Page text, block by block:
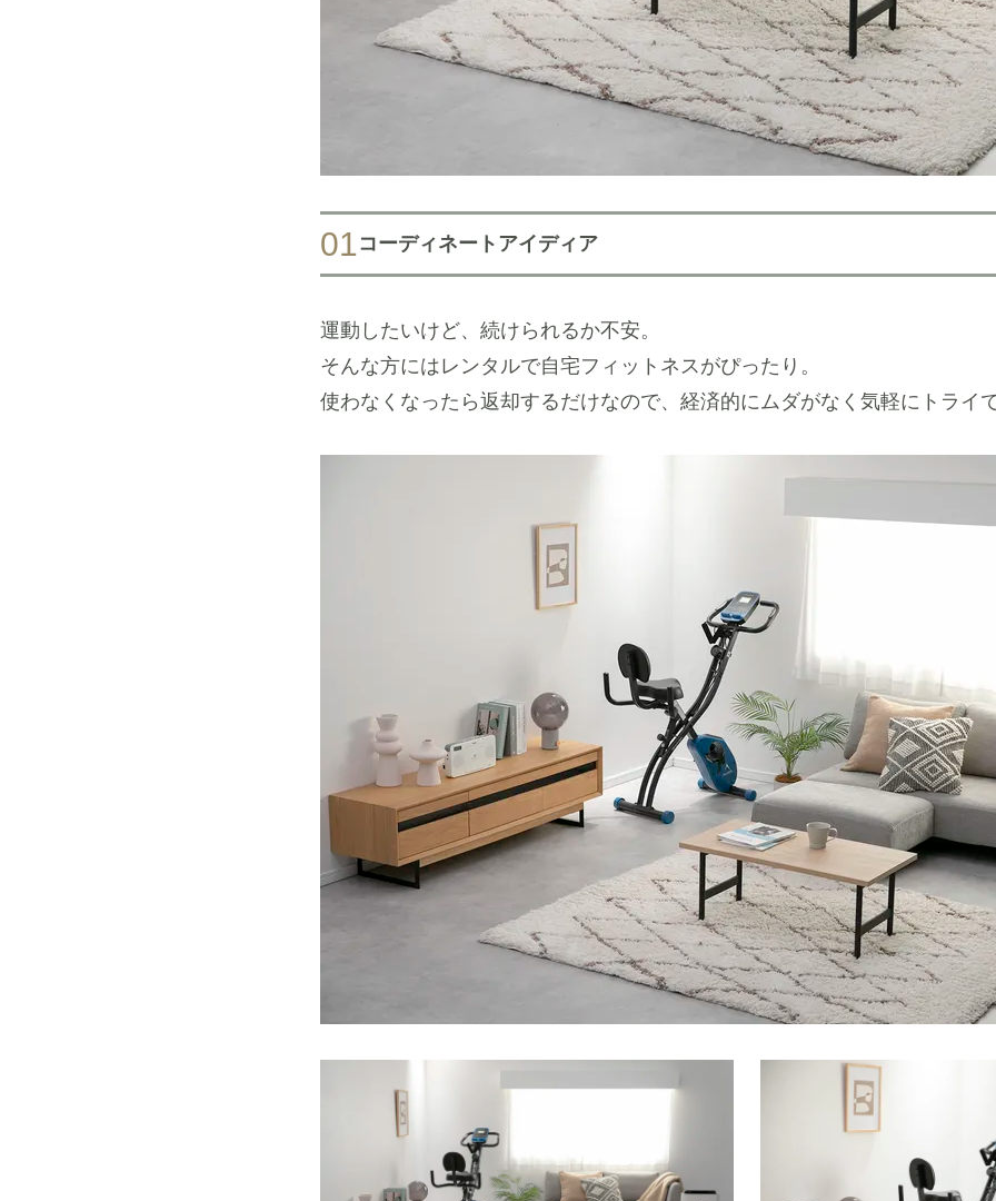
01コーディネートアイディア
運動したいけど、続けられるか不安。
そんな方にはレンタルで自宅フィットネスがぴったり。
使わなくなったら返却するだけなので、経済的にムダがなく気軽にトライ